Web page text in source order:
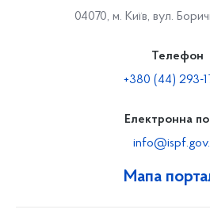
Мапа
04070, м. Київ, вул.
Телефон
+380 (44) 293-
Електронна